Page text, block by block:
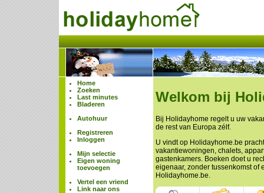
Home
Zoeken
Last minutes
Bladeren
Autohuur
Registreren
Inloggen
Mijn selectie
Eigen woning
toevoegen
Vertel een vriend
Link naar ons
Welkom bij
Bij Holidayhome regelt u uw
de rest van Europa zélf.
U vindt op Holidayhome.be
vakantiewoningen, chalets,
gastenkamers. Boeken doet u
eigenaar, zonder tussenkomst of
Holidayhome.be.